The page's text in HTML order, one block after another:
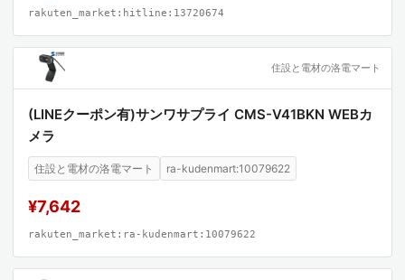
rakuten_market:hitline:13720674
住設と電材の洛電マート
(LINEクーポン有)サンワサプライ CMS-V41BKN WEBカ
メラ
住設と電材の洛電マート ra-kudenmart:10079622
¥7,642
rakuten_market:ra-kudenmart:10079622